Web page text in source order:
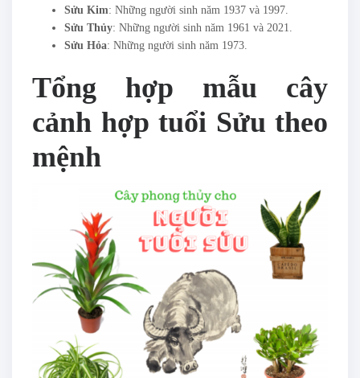
Sửu Kim: Những người sinh năm 1937 và 1997.
Sửu Thủy: Những người sinh năm 1961 và 2021.
Sửu Hỏa: Những người sinh năm 1973.
Tổng hợp mẫu cây
cảnh hợp tuổi Sửu theo
mệnh